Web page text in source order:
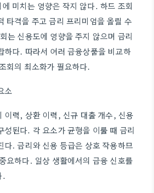
미치는 영향은 작지 않다. 하드 조회
타격을 주고 금리 프리미엄을 올릴 수
는 신용도에 영향을 주지 않으며 금리
하다. 따라서 여러 금융상품을 비교하
회의 최소화가 필요하다.
소
이력, 상환 이력, 신규 대출 개수, 신용
성된다. 각 요소가 균형을 이룰 때 금리
다. 금리와 신용 등급은 상호 작용하므
요하다. 일상 생활에서의 금융 신호를
.